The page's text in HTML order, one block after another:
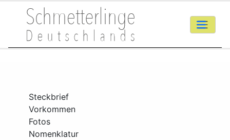
Steckbrief
Vorkommen
Fotos
Nomenklatur